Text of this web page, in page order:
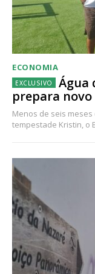
ECONOMIA
Água
prepara
Menos de seis
tempestade Kristin, o